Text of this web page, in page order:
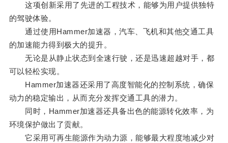
这项创新采用了先进的工程技术，能够为用户提供独特
的驾驶体验。
通过使用Hammer加速器，汽车、飞机和其他交通工具
的加速能力得到极大的提升。
无论是从静止状态到全速行驶，还是迅速超越对手，都
可以轻松实现。
Hammer加速器还采用了高度智能化的控制系统，确保
动力的稳定输出，从而充分发挥交通工具的潜力。
同时，Hammer加速器还具备出色的能源转化效率，为
环境保护做出了贡献。
它采用可再生能源作为动力源，能够最大程度地减少对